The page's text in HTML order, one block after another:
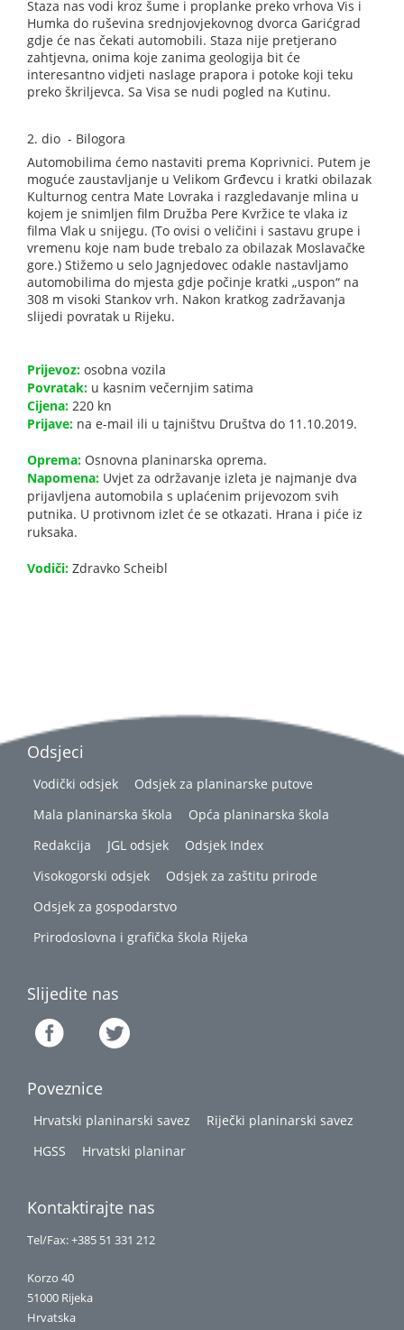
Staza nas vodi kroz šume i proplanke preko vrhova Vis i
Humka do ruševina srednjovjekovnog dvorca Garićgrad
gdje će nas čekati automobili. Staza nije pretjerano
zahtjevna, onima koje zanima geologija bit će
interesantno vidjeti naslage prapora i potoke koji teku
preko škriljevca. Sa Visa se nudi pogled na Kutinu.
2. dio - Bilogora
Automobilima ćemo nastaviti prema Koprivnici. Putem je
moguće zaustavljanje u Velikom Grđevcu i kratki obilazak
Kulturnog centra Mate Lovraka i razgledavanje mlina u
kojem je snimljen film Družba Pere Kvržice te vlaka iz
filma Vlak u snijegu. (To ovisi o veličini i sastavu grupe i
vremenu koje nam bude trebalo za obilazak Moslavačke
gore.) Stižemo u selo Jagnjedovec odakle nastavljamo
automobilima do mjesta gdje počinje kratki „uspon“ na
308 m visoki Stankov vrh. Nakon kratkog zadržavanja
slijedi povratak u Rijeku.
Prijevoz: osobna vozila
Povratak: u kasnim večernjim satima
Cijena: 220 kn
Prijave: na e-mail ili u tajništvu Društva do 11.10.2019.
Oprema: Osnovna planinarska oprema.
Napomena: Uvjet za održavanje izleta je najmanje dva
prijavljena automobila s uplaćenim prijevozom svih
putnika. U protivnom izlet će se otkazati. Hrana i piće iz
ruksaka.
Vodiči: Zdravko Scheibl
Odsjeci
Vodički odsjek
Odsjek za planinarske putove
Mala planinarska škola
Opća planinarska škola
Redakcija
JGL odsjek
Odsjek Index
Visokogorski odsjek
Odsjek za zaštitu prirode
Odsjek za gospodarstvo
Prirodoslovna i grafička škola Rijeka
Slijedite nas
Poveznice
Hrvatski planinarski savez
Riječki planinarski savez
HGSS
Hrvatski planinar
Kontaktirajte nas
Tel/Fax: +385 51 331 212
Korzo 40
51000 Rijeka
Hrvatska